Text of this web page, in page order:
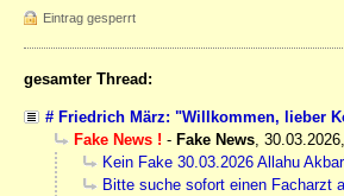
Eintrag gesperrt
gesamter Thread:
# Friedrich März: "Willkommen, lieber
Fake News ! - Fake News,
Kein Fake 30.03.2026 Allahu
Bitte suche sofort einen Facharzt